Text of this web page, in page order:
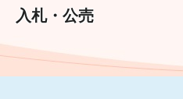
文
入札・公売